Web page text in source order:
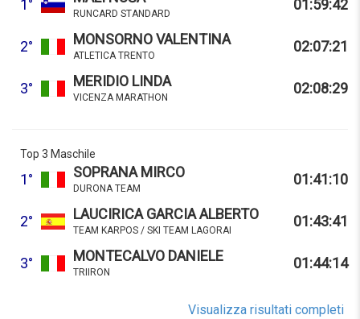
1°
RUNCARD STANDARD
01:59:42
2° MONSORNO VALENTINA
ATLETICA TRENTO
02:07:21
3° MERIDIO LINDA
VICENZA MARATHON
02:08:29
Top 3 Maschile
1° SOPRANA MIRCO
DURONA TEAM
01:41:10
2° LAUCIRICA GARCIA ALBERTO
TEAM KARPOS / SKI TEAM LAGORAI
01:43:41
3° MONTECALVO DANIELE
TRIIRON
01:44:14
Visualizza risultati completi